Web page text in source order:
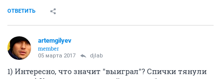
ОТВЕТИТЬ
artemgilyev
member
05 марта 2017 djlab
1) Интересно, что значит "выиграл"? Спички тянули